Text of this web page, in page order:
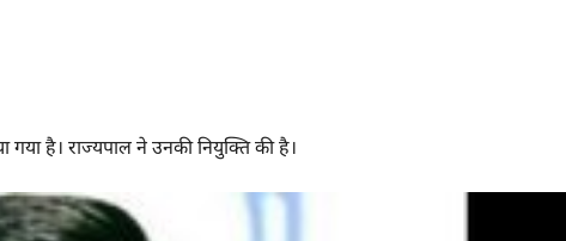
गया है। राज्यपाल ने उनकी नियुक्ति की है।